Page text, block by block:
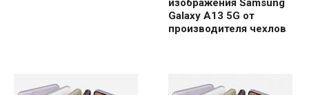
изображения Samsung
Galaxy A13 5G от
производителя чехлов